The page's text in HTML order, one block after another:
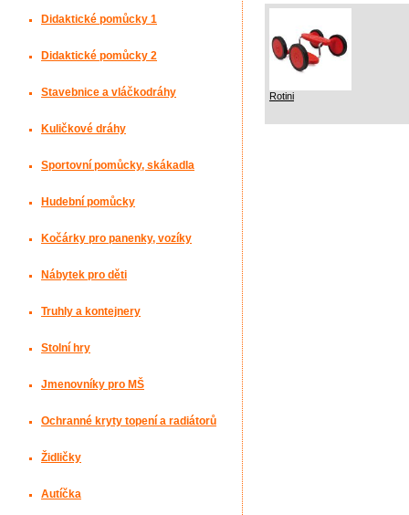
Rotini
Didaktické pomůcky 1
Didaktické pomůcky 2
Stavebnice a vláčkodráhy
Kuličkové dráhy
Sportovní pomůcky, skákadla
Hudební pomůcky
Kočárky pro panenky, vozíky
Nábytek pro děti
Truhly a kontejnery
Stolní hry
Jmenovníky pro MŠ
Ochranné kryty topení a radiátorů
Židličky
Autíčka